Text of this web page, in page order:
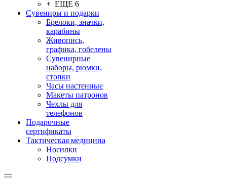
+ ЕЩЕ 6
Сувениры и подарки
Брелоки, значки,
карабины
Живопись,
графика, гобелены
Сувенирные
наборы, рюмки,
стопки
Часы настенные
Макеты патронов
Чехлы для
телефонов
Подарочные
сертификаты
Тактическая медицина
Носилки
Подсумки